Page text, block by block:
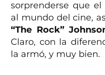
sorprenderse que el
al mundo del cine,
“The Rock”
Claro, con la
la armó, y muy bien.